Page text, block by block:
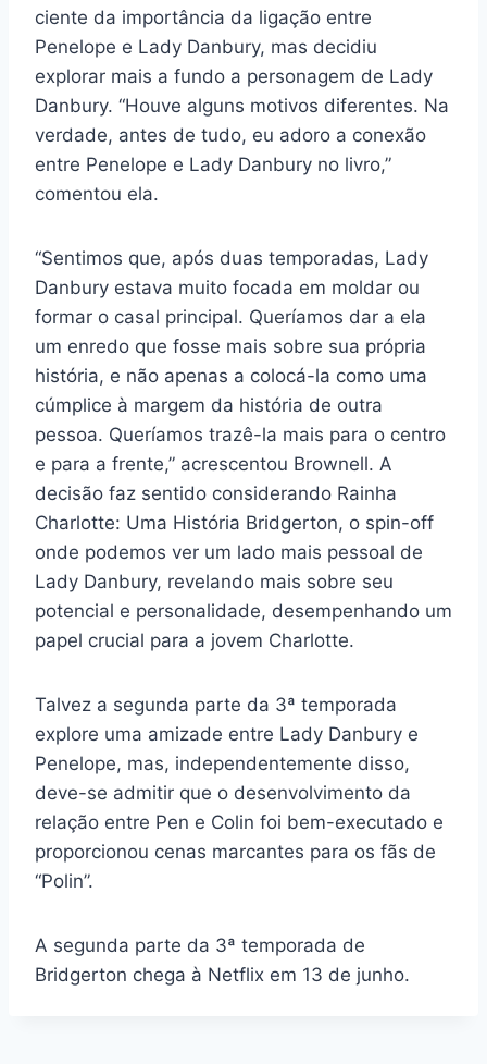
ciente da importância da ligação entre
Penelope e Lady Danbury, mas decidiu
explorar mais a fundo a personagem de Lady
Danbury. “Houve alguns motivos diferentes. Na
verdade, antes de tudo, eu adoro a conexão
entre Penelope e Lady Danbury no livro,”
comentou ela.
“Sentimos que, após duas temporadas, Lady
Danbury estava muito focada em moldar ou
formar o casal principal. Queríamos dar a ela
um enredo que fosse mais sobre sua própria
história, e não apenas a colocá-la como uma
cúmplice à margem da história de outra
pessoa. Queríamos trazê-la mais para o centro
e para a frente,” acrescentou Brownell. A
decisão faz sentido considerando Rainha
Charlotte: Uma História Bridgerton, o spin-off
onde podemos ver um lado mais pessoal de
Lady Danbury, revelando mais sobre seu
potencial e personalidade, desempenhando um
papel crucial para a jovem Charlotte.
Talvez a segunda parte da 3ª temporada
explore uma amizade entre Lady Danbury e
Penelope, mas, independentemente disso,
deve-se admitir que o desenvolvimento da
relação entre Pen e Colin foi bem-executado e
proporcionou cenas marcantes para os fãs de
“Polin”.
A segunda parte da 3ª temporada de
Bridgerton chega à Netflix em 13 de junho.